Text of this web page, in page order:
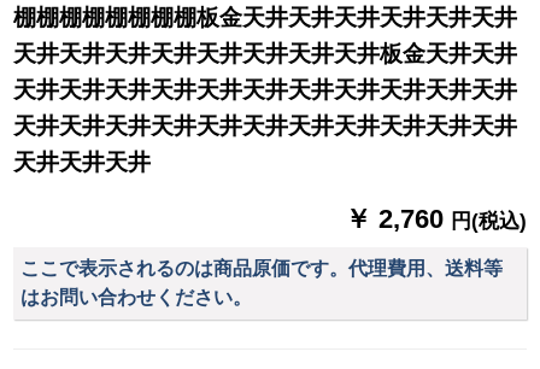
棚棚棚棚棚棚棚棚板金天井天井天井天井天井天井
天井天井天井天井天井天井天井天井板金天井天井
天井天井天井天井天井天井天井天井天井天井天井
天井天井天井天井天井天井天井天井天井天井天井
天井天井天井
￥ 2,760 円(税込)
ここで表示されるのは商品原価です。代理費用、送料等
はお問い合わせください。